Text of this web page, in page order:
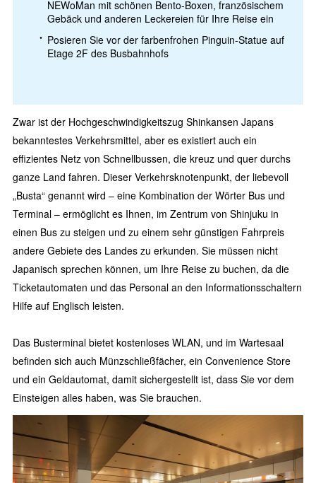
NEWoMan mit schönen Bento-Boxen, französischem
Gebäck und anderen Leckereien für Ihre Reise ein
Posieren Sie vor der farbenfrohen Pinguin-Statue auf
Etage 2F des Busbahnhofs
Zwar ist der Hochgeschwindigkeitszug Shinkansen Japans
bekanntestes Verkehrsmittel, aber es existiert auch ein
effizientes Netz von Schnellbussen, die kreuz und quer durchs
ganze Land fahren. Dieser Verkehrsknotenpunkt, der liebevoll
„Busta“ genannt wird – eine Kombination der Wörter Bus und
Terminal – ermöglicht es Ihnen, im Zentrum von Shinjuku in
einen Bus zu steigen und zu einem sehr günstigen Fahrpreis
andere Gebiete des Landes zu erkunden. Sie müssen nicht
Japanisch sprechen können, um Ihre Reise zu buchen, da die
Ticketautomaten und das Personal an den Informationsschaltern
Hilfe auf Englisch leisten.
Das Busterminal bietet kostenloses WLAN, und im Wartesaal
befinden sich auch Münzschließfächer, ein Convenience Store
und ein Geldautomat, damit sichergestellt ist, dass Sie vor dem
Einsteigen alles haben, was Sie brauchen.